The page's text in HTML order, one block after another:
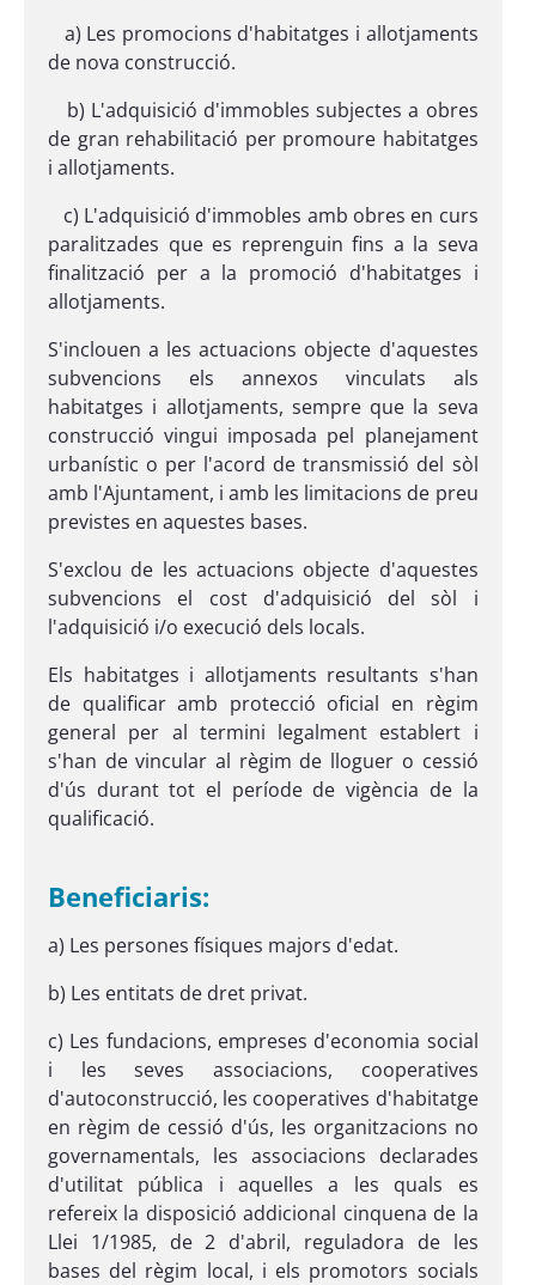
a) Les promocions d'habitatges i allotjaments
de nova construcció.
b) L'adquisició d'immobles subjectes a obres
de gran rehabilitació per promoure habitatges
i allotjaments.
c) L'adquisició d'immobles amb obres en curs
paralitzades que es reprenguin fins a la seva
finalització per a la promoció d'habitatges i
allotjaments.
S'inclouen a les actuacions objecte d'aquestes
subvencions els annexos vinculats als
habitatges i allotjaments, sempre que la seva
construcció vingui imposada pel planejament
urbanístic o per l'acord de transmissió del sòl
amb l'Ajuntament, i amb les limitacions de preu
previstes en aquestes bases.
S'exclou de les actuacions objecte d'aquestes
subvencions el cost d'adquisició del sòl i
l'adquisició i/o execució dels locals.
Els habitatges i allotjaments resultants s'han
de qualificar amb protecció oficial en règim
general per al termini legalment establert i
s'han de vincular al règim de lloguer o cessió
d'ús durant tot el període de vigència de la
qualificació.
Beneficiaris:
a) Les persones físiques majors d'edat.
b) Les entitats de dret privat.
c) Les fundacions, empreses d'economia social
i les seves associacions, cooperatives
d'autoconstrucció, les cooperatives d'habitatge
en règim de cessió d'ús, les organitzacions no
governamentals, les associacions declarades
d'utilitat pública i aquelles a les quals es
refereix la disposició addicional cinquena de la
Llei 1/1985, de 2 d'abril, reguladora de les
bases del règim local, i els promotors socials